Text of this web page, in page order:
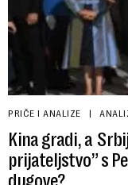
PRIČE I ANALIZE
Kina gradi, a
prijateljstvo” s